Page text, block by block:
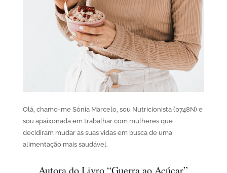
Olá, chamo-me Sónia Marcelo, sou Nutricionista (0748N) e
sou apaixonada em trabalhar com mulheres que
decidiram mudar as suas vidas em busca de uma
alimentação mais saudável.
Autora do Livro “Guerra ao Açúcar”